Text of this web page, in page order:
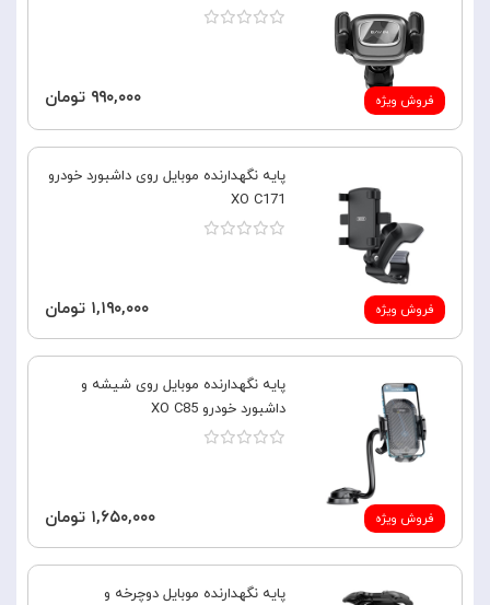
فروش ویژه ۹۹۰,۰۰۰ تومان
فروش ویژه
پایه نگهدارنده موبایل روی داشبورد خودرو
XO C171
۱,۱۹۰,۰۰۰ تومان
فروش ویژه
پایه نگهدارنده موبایل روی شیشه و
داشبورد خودرو XO C85
۱,۶۵۰,۰۰۰ تومان
پایه نگهدارنده موبایل دوچرخه و